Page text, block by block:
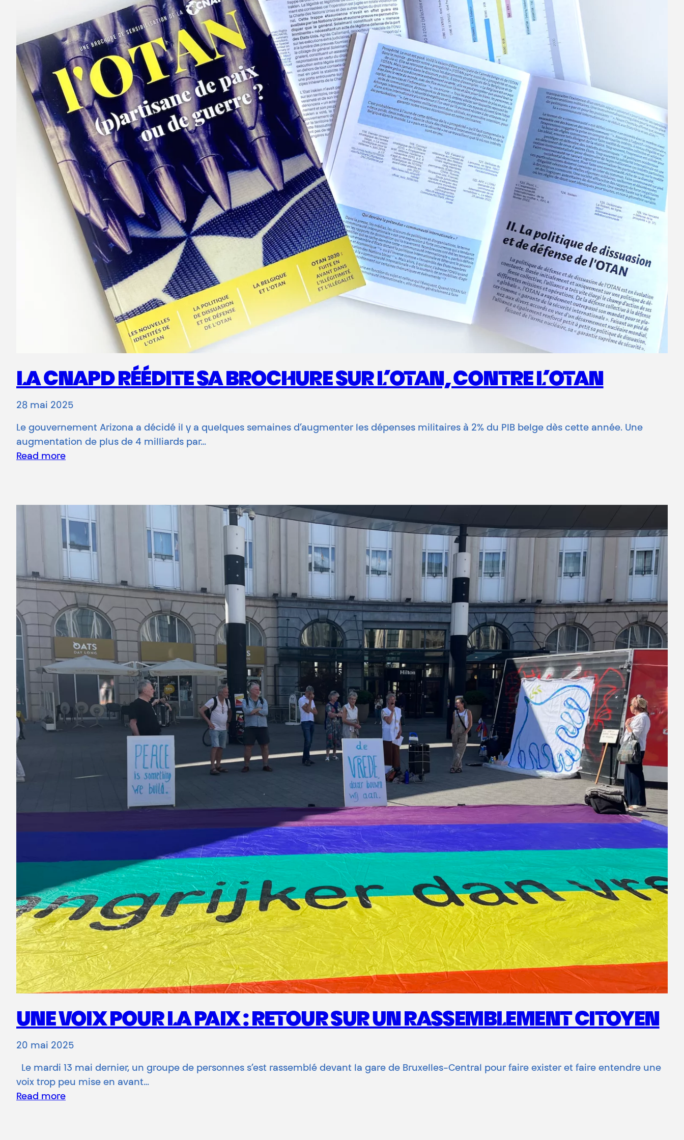
LA CNAPD RÉÉDITE SA BROCHURE SUR L’OTAN, CONTRE L’OTAN
28 mai 2025
Le gouvernement Arizona a décidé il y a quelques semaines d’augmenter les dépenses militaires à 2% du PIB belge dès cette année. Une
augmentation de plus de 4 milliards par…
Read more
UNE VOIX POUR LA PAIX : RETOUR SUR UN RASSEMBLEMENT CITOYEN
20 mai 2025
Le mardi 13 mai dernier, un groupe de personnes s’est rassemblé devant la gare de Bruxelles-Central pour faire exister et faire entendre une
voix trop peu mise en avant…
Read more